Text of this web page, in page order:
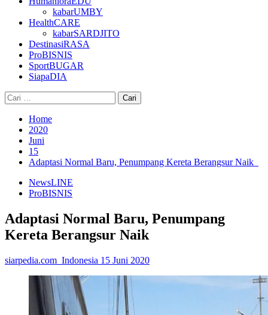
kabarUMBY
HealthCARE
kabarSARDJITO
DestinasiRASA
ProBISNIS
SportBUGAR
SiapaDIA
Cari
untuk:
Home
2020
Juni
15
Adaptasi Normal Baru, Penumpang Kereta Berangsur Naik
NewsLINE
ProBISNIS
Adaptasi Normal Baru, Penumpang
Kereta Berangsur Naik
siarpedia.com_Indonesia 15 Juni 2020